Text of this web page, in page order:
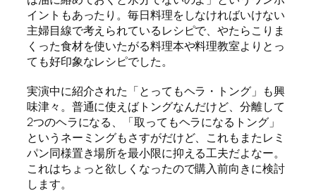
イントもあったり。毎日料理をしなければいけない
主婦目線で考えられているレシピで、やたらこりま
くった食材を使いたがる料理本や料理教室よりとっ
ても好印象なレシピでした。
実演中に紹介された「とってもヘラ・トング」も興
味津々。普通に使えばトングなんだけど、分離して
2つのヘラになる、「取ってもヘラになるトング」
というネーミングもさすがだけど、これもまたレミ
パン同様置き場所を最小限に抑える工夫だよなー。
これはちょっと欲しくなったので購入前向きに検討
します。